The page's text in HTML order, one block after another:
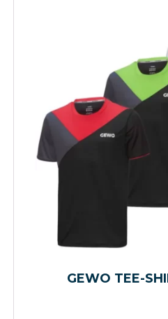
GEWO TEE-